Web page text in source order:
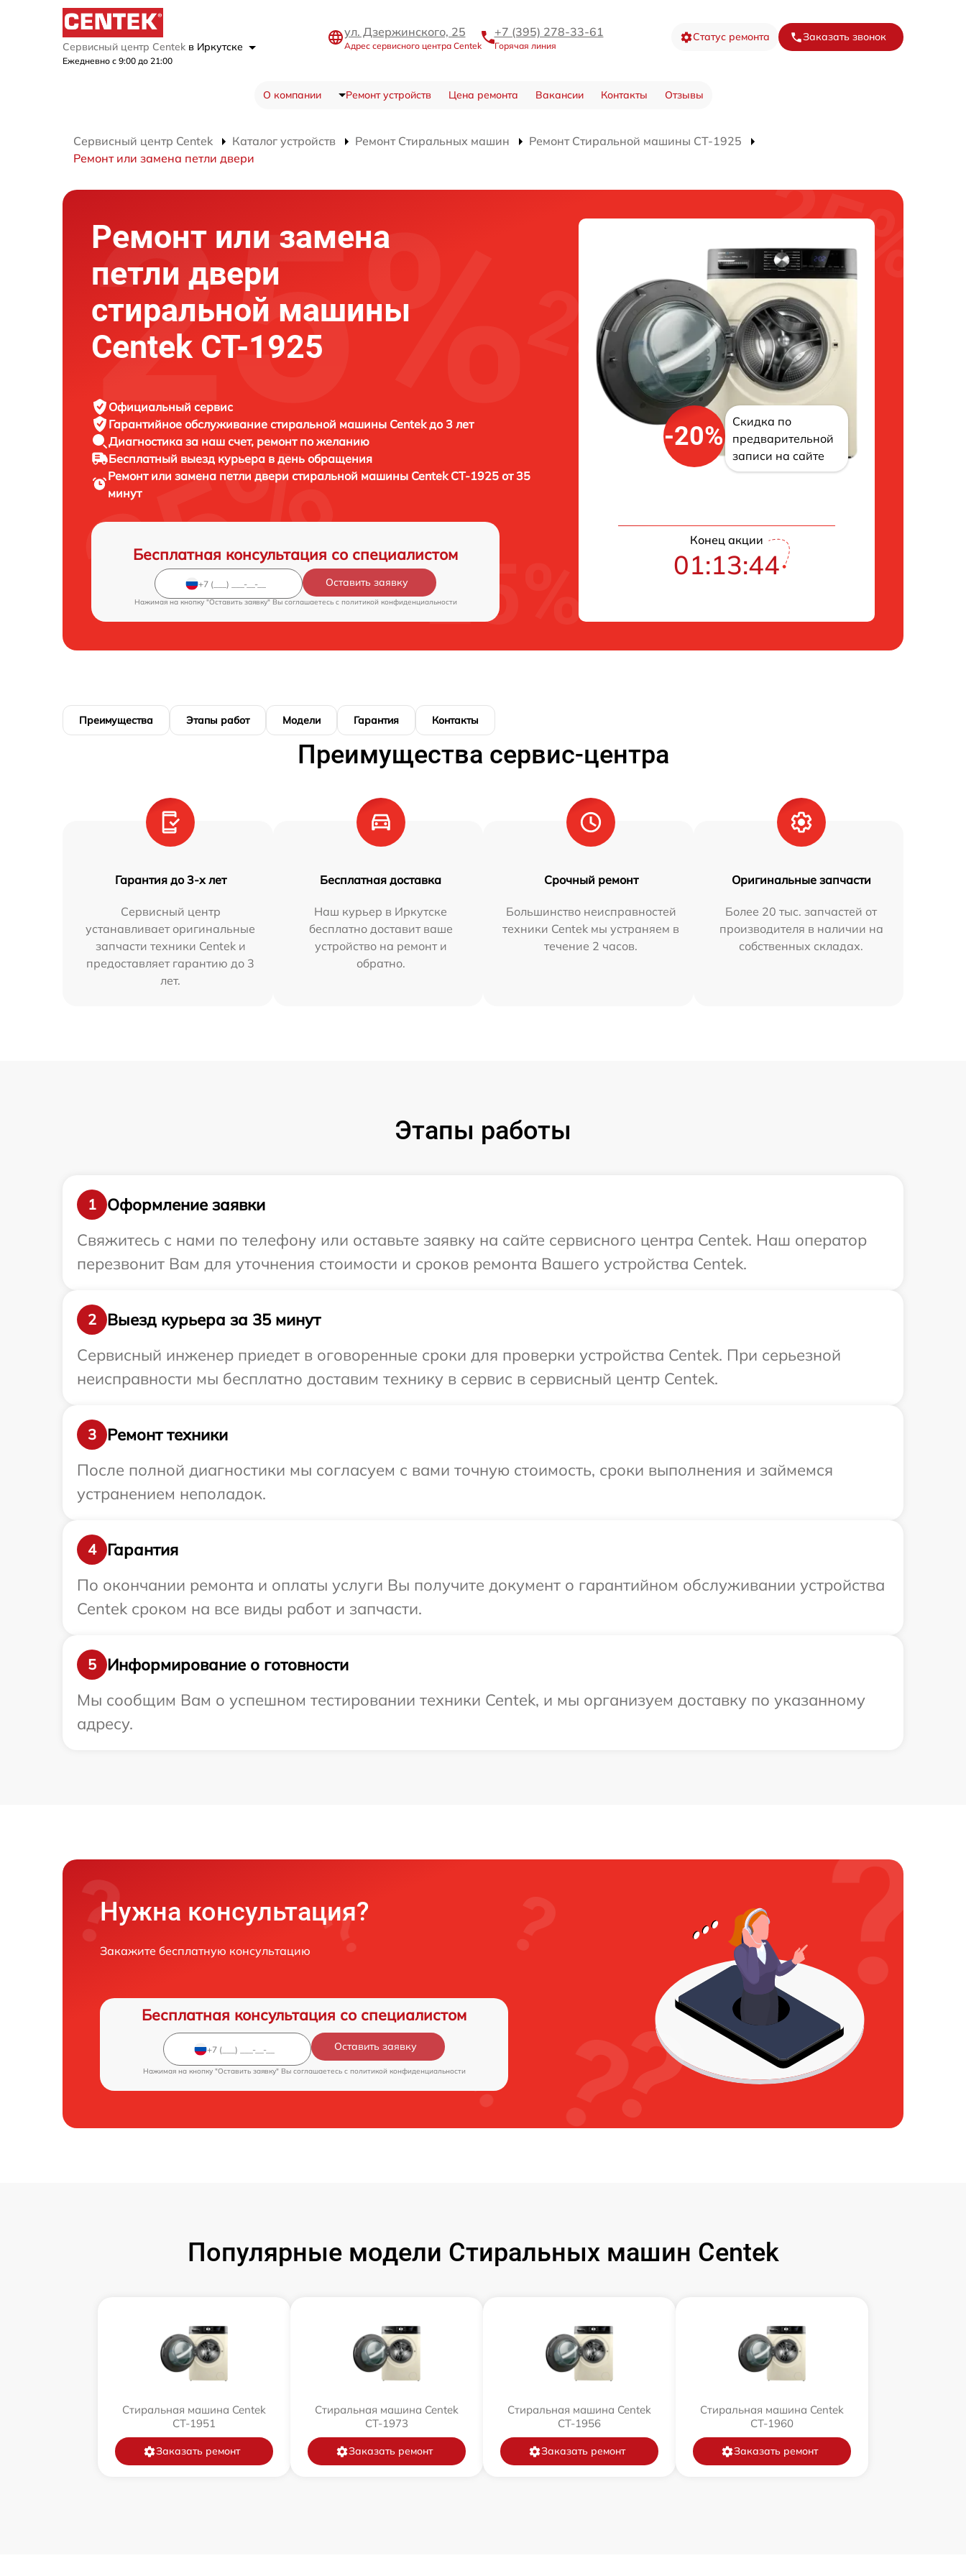
Сервисный центр Centek в Иркутске
Ежедневно с 9:00 до 21:00
ул. Дзержинского, 25
Адрес сервисного центра Centek
+7 (395) 278-33-61
Горячая линия
Статус ремонта Заказать звонок
О компании Ремонт устройств Цена ремонта Вакансии Контакты Отзывы
Сервисный центр Centek Каталог устройств Ремонт Стиральных машин
Ремонт Стиральной машины CT-1925
Ремонт или замена петли двери
Ремонт или замена
петли двери
стиральной машины
Centek CT-1925
Официальный сервис
Гарантийное обслуживание стиральной машины Centek до 3 лет
Диагностика за наш счет, ремонт по желанию
Бесплатный выезд курьера в день обращения
Ремонт или замена петли двери стиральной машины Centek CT-1925 от 35
минут
Бесплатная консультация со специалистом
Оставить заявку
Нажимая на кнопку "Оставить заявку" Вы соглашаетесь c политикой конфиденциальности
-20%
Скидка по
предварительной
записи на сайте
Конец акции
01:13:43
Преимущества Этапы работ Модели Гарантия Контакты
Преимущества сервис-центра
Гарантия до 3-х лет
Сервисный центр
устанавливает оригинальные
запчасти техники Centek и
предоставляет гарантию до 3
лет.
Бесплатная доставка
Наш курьер в Иркутске
бесплатно доставит ваше
устройство на ремонт и
обратно.
Срочный ремонт
Большинство неисправностей
техники Centek мы устраняем в
течение 2 часов.
Оригинальные запчасти
Более 20 тыс. запчастей от
производителя в наличии на
собственных складах.
Этапы работы
1
Оформление заявки
Свяжитесь с нами по телефону или оставьте заявку на сайте сервисного центра Centek. Наш оператор
перезвонит Вам для уточнения стоимости и сроков ремонта Вашего устройства Centek.
2
Выезд курьера за 35 минут
Сервисный инженер приедет в оговоренные сроки для проверки устройства Centek. При серьезной
неисправности мы бесплатно доставим технику в сервис в сервисный центр Centek.
3
Ремонт техники
После полной диагностики мы согласуем с вами точную стоимость, сроки выполнения и займемся
устранением неполадок.
4
Гарантия
По окончании ремонта и оплаты услуги Вы получите документ о гарантийном обслуживании устройства
Centek сроком на все виды работ и запчасти.
5
Информирование о готовности
Мы сообщим Вам о успешном тестировании техники Centek, и мы организуем доставку по указанному
адресу.
Нужна консультация?
Закажите бесплатную консультацию
Бесплатная консультация со специалистом
Оставить заявку
Нажимая на кнопку "Оставить заявку" Вы соглашаетесь c политикой конфиденциальности
Популярные модели Стиральных машин Centek
Стиральная машина Centek
CT-1951
Заказать ремонт
Стиральная машина Centek
CT-1973
Заказать ремонт
Стиральная машина Centek
CT-1956
Заказать ремонт
Стиральная машина Centek
CT-1960
Заказать ремонт